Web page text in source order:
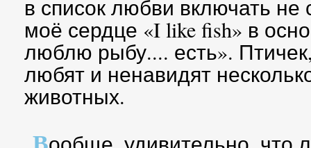
в список любви включать не
моё сердце «I like fish» в
люблю рыбу.... есть».
любят и ненавидят
животных.